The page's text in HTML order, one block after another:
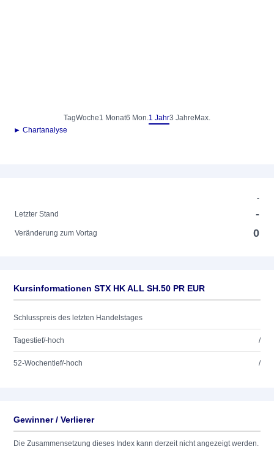
TagWoche1 Monat6 Mon.1 Jahr3 Jahre Max.
► Chartanalyse
-
Letzter Stand
-
Veränderung zum Vortag 0
Kursinformationen STX HK ALL SH.50 PR EUR
Schlusspreis des letzten Handelstages
Tagestief/-hoch /
52-Wochentief/-hoch /
Gewinner / Verlierer
Die Zusammensetzung dieses Index kann derzeit nicht angezeigt werden.